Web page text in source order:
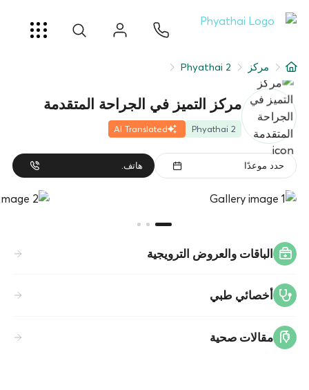
شرط
عن
فرع المستشفى
مركز Phyathai 2
مركز التميز في الجراحة المتقدمة
Phyathai 2
AI Translated
حدد موعدًا هاتف.
الباقات والعروض الترويجية
أخصائي طبي
مقالات صحية